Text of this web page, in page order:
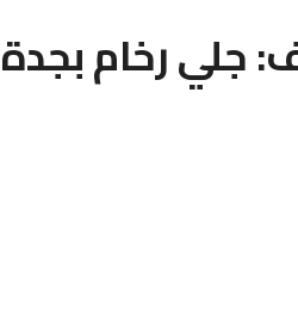
جلي رخام